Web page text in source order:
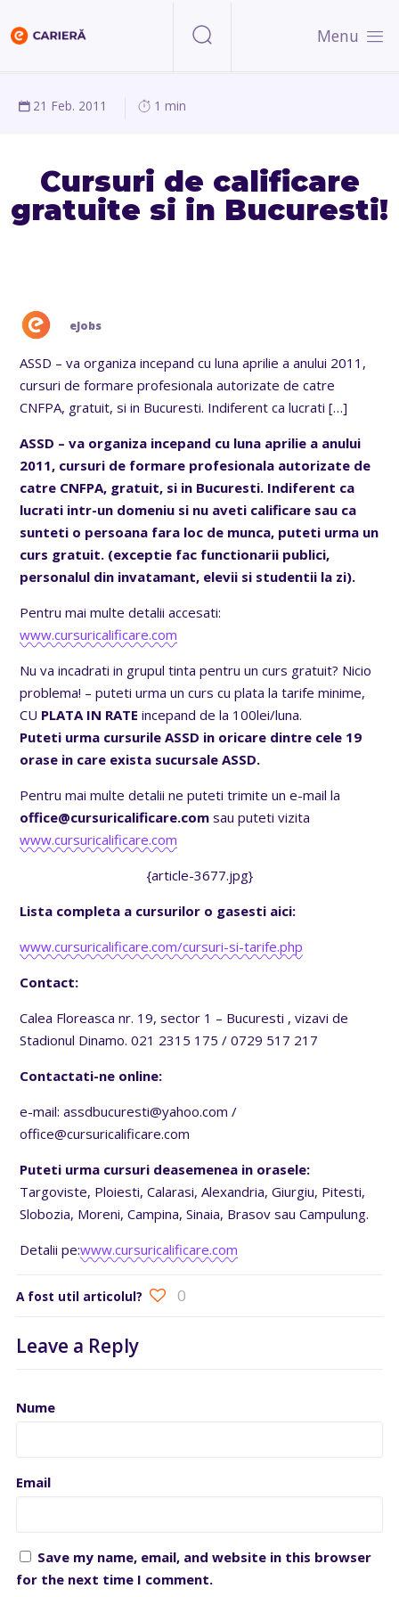
Menu
21 Feb. 2011 1 min
Cursuri de calificare
gratuite si in Bucuresti!
eJobs
ASSD – va organiza incepand cu luna aprilie a anului 2011,
cursuri de formare profesionala autorizate de catre
CNFPA, gratuit, si in Bucuresti. Indiferent ca lucrati […]
ASSD – va organiza incepand cu luna aprilie a anului
2011, cursuri de formare profesionala autorizate de
catre CNFPA, gratuit, si in Bucuresti. Indiferent ca
lucrati intr-un domeniu si nu aveti calificare sau ca
sunteti o persoana fara loc de munca, puteti urma un
curs gratuit. (exceptie fac functionarii publici,
personalul din invatamant, elevii si studentii la zi).
Pentru mai multe detalii accesati:
www.cursuricalificare.com
Nu va incadrati in grupul tinta pentru un curs gratuit? Nicio
problema! – puteti urma un curs cu plata la tarife minime,
CU PLATA IN RATE incepand de la 100lei/luna.
Puteti urma cursurile ASSD in oricare dintre cele 19
orase in care exista sucursale ASSD.
Pentru mai multe detalii ne puteti trimite un e-mail la
office@cursuricalificare.com sau puteti vizita
www.cursuricalificare.com
{article-3677.jpg}
Lista completa a cursurilor o gasesti aici:
www.cursuricalificare.com/cursuri-si-tarife.php
Contact:
Calea Floreasca nr. 19, sector 1 – Bucuresti , vizavi de
Stadionul Dinamo. 021 2315 175 / 0729 517 217
Contactati-ne online:
e-mail: assdbucuresti@yahoo.com /
office@cursuricalificare.com
Puteti urma cursuri deasemenea in orasele:
Targoviste, Ploiesti, Calarasi, Alexandria, Giurgiu, Pitesti,
Slobozia, Moreni, Campina, Sinaia, Brasov sau Campulung.
Detalii pe:www.cursuricalificare.com
A fost util articolul? 0
Leave a Reply
Nume
Email
Save my name, email, and website in this browser
for the next time I comment.